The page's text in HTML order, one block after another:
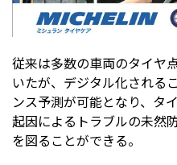
従来は多数の車両のタイヤ
いたが、デジタル化される
ンス予測が可能となり、タ
起因によるトラブルの未然
を図ることができる。